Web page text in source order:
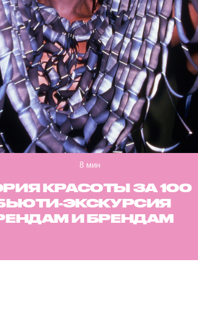
8 мин
КРАСОТЫ ЗА 100
ЭКСКУРСИЯ
И БРЕНДАМ